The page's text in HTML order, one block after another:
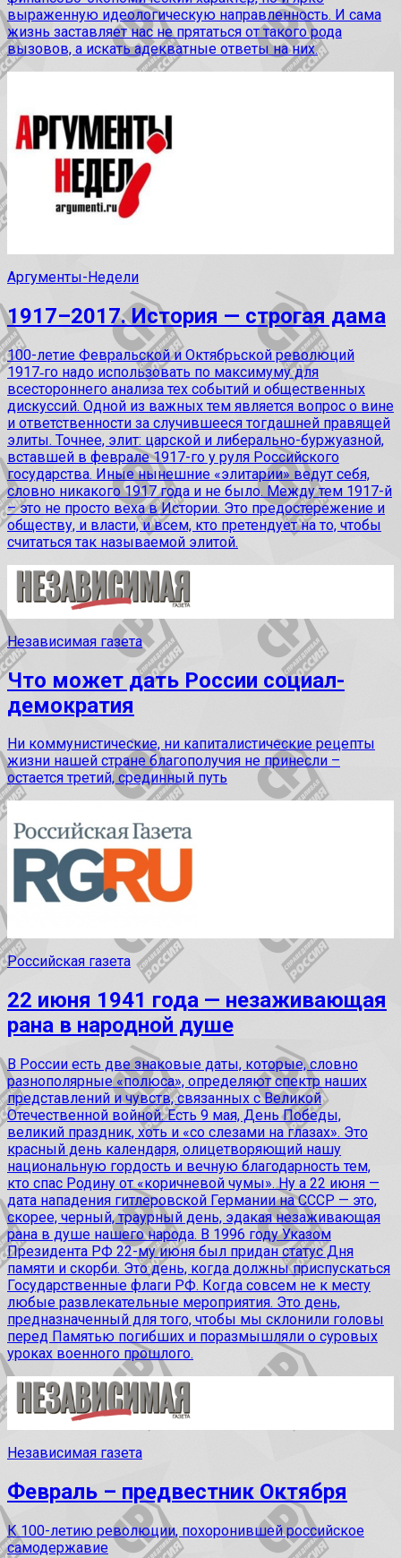
выраженную идеологическую направленность. И сама
жизнь заставляет нас не прятаться от такого рода
вызовов, а искать адекватные ответы на них.
Аргументы-Недели
1917–2017. История — строгая дама
100-летие Февральской и Октябрьской революций
1917‑го надо использовать по максимуму для
всестороннего анализа тех событий и общественных
дискуссий. Одной из важных тем является вопрос о вине
и ответственности за случившееся тогдашней правящей
элиты. Точнее, элит: царской и либерально-буржуазной,
вставшей в феврале 1917-го у руля Российского
государства. Иные нынешние «элитарии» ведут себя,
словно никакого 1917 года и не было. Между тем 1917-й
– это не просто веха в Истории. Это предостережение и
обществу, и власти, и всем, кто претендует на то, чтобы
считаться так называемой элитой.
Независимая газета
Что может дать России социал-
демократия
Ни коммунистические, ни капиталистические рецепты
жизни нашей стране благополучия не принесли –
остается третий, срединный путь
Российская газета
22 июня 1941 года — незаживающая
рана в народной душе
В России есть две знаковые даты, которые, словно
разнополярные «полюса», определяют спектр наших
представлений и чувств, связанных с Великой
Отечественной войной. Есть 9 мая, День Победы,
великий праздник, хоть и «со слезами на глазах». Это
красный день календаря, олицетворяющий нашу
национальную гордость и вечную благодарность тем,
кто спас Родину от «коричневой чумы». Ну а 22 июня —
дата нападения гитлеровской Германии на СССР — это,
скорее, черный, траурный день, эдакая незаживающая
рана в душе нашего народа. В 1996 году Указом
Президента РФ 22-му июня был придан статус Дня
памяти и скорби. Это день, когда должны приспускаться
Государственные флаги РФ. Когда совсем не к месту
любые развлекательные мероприятия. Это день,
предназначенный для того, чтобы мы склонили головы
перед Памятью погибших и поразмышляли о суровых
уроках военного прошлого.
Независимая газета
Февраль – предвестник Октября
К 100-летию революции, похоронившей российское
самодержавие